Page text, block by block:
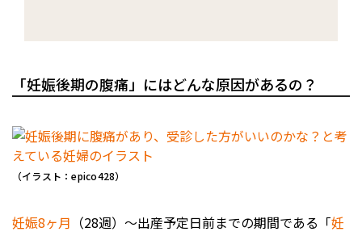
「妊娠後期の腹痛」にはどんな原因があるの？
（イラスト：epico428）
妊娠8ヶ月 （28週）～出産予定日前までの期間である「妊